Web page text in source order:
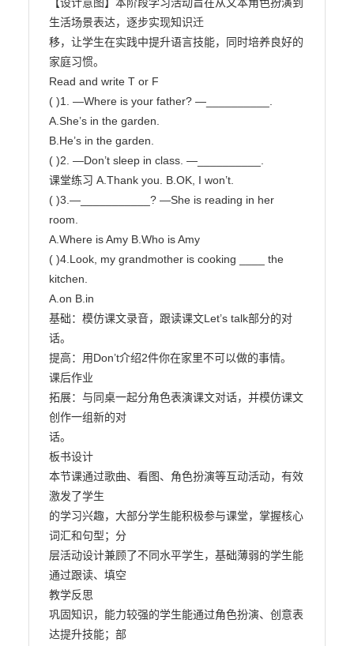
生活场景表达，逐步实现知识迁
移，让学生在实践中提升语言技能，同时培养良好的
家庭习惯。
Read and write T or F
( )1. —Where is your father? —__________.
A.She’s in the garden.
B.He’s in the garden.
( )2. —Don’t sleep in class. —__________.
课堂练习 A.Thank you. B.OK, I won’t.
( )3.—___________? —She is reading in her
room.
A.Where is Amy B.Who is Amy
( )4.Look, my grandmother is cooking ____ the
kitchen.
A.on B.in
基础：模仿课文录音，跟读课文Let’s talk部分的对
话。
提高：用Don’t介绍2件你在家里不可以做的事情。
课后作业
拓展：与同桌一起分角色表演课文对话，并模仿课文
创作一组新的对
话。
板书设计
本节课通过歌曲、看图、角色扮演等互动活动，有效
激发了学生
的学习兴趣，大部分学生能积极参与课堂，掌握核心
词汇和句型；分
层活动设计兼顾了不同水平学生，基础薄弱的学生能
通过跟读、填空
教学反思
巩固知识，能力较强的学生能通过角色扮演、创意表
达提升技能；部